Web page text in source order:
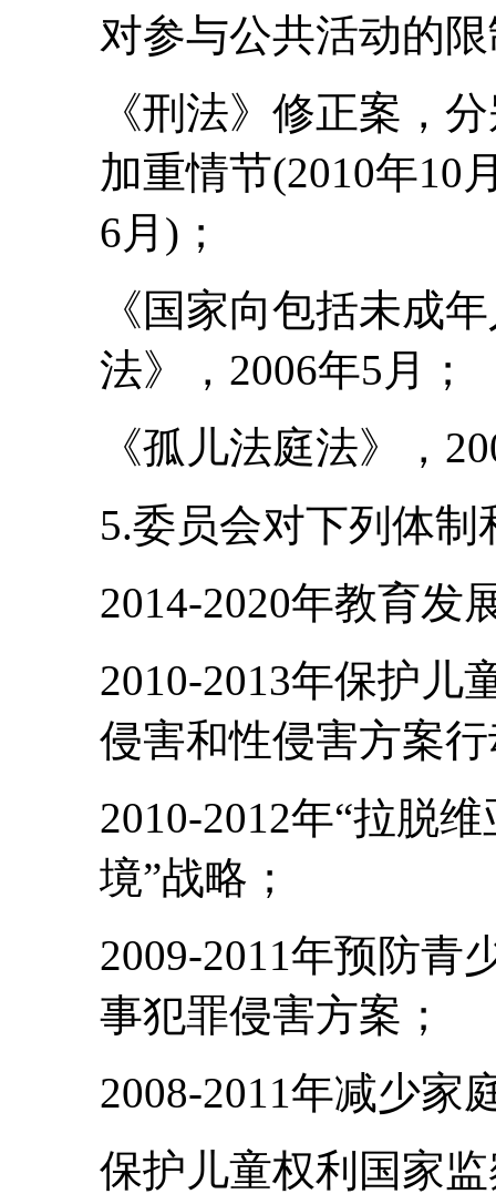
对参与公共活动的
《刑法》修正案，
加重情节(2010年10
6月)；
《国家向包括未成
法》，2006年5月；
《孤儿法庭法》，
5.委员会对下列体
2014-2020年教育发
2010-2013年保护儿
侵害和性侵害方案
2010-2012年“拉脱
境”战略；
2009-2011年预防青
事犯罪侵害方案；
2008-2011年减少家
保护儿童权利国家